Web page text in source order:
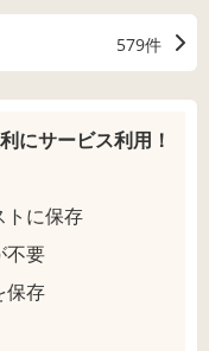
579件
にサービス利用！
トに保存
不要
保存